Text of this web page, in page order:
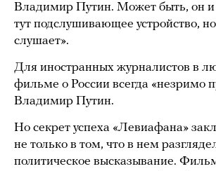
Владимир Путин. Может быть, он и
тут подслушивающее устройство,
слушает».
Для иностранных журналистов в
фильме о России всегда «незримо
Владимир Путин.
Но секрет успеха «Левиафана»
не только в том, что в нем
политическое высказывание.